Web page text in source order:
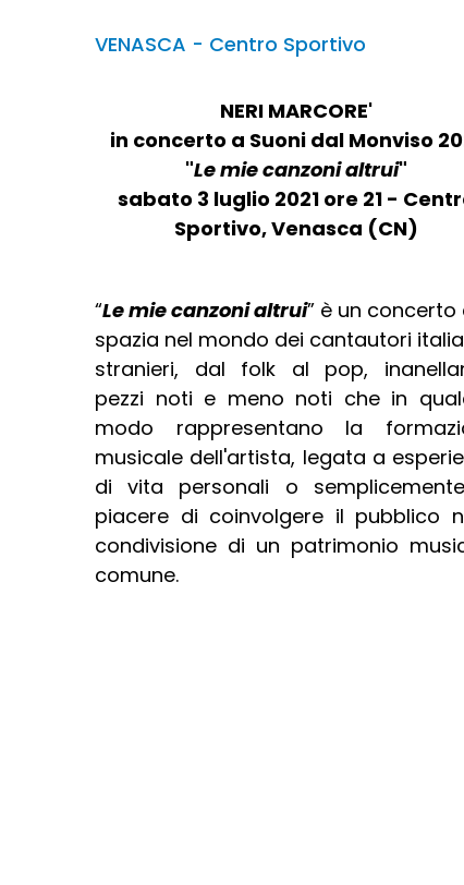
VENASCA - Centro Sportivo
NERI MARCORE'
in concerto a Suoni dal Monviso 2
"
Le mie canzoni altrui
"
sabato 3 luglio 2021 ore 21 -
Sportivo, Venasca (CN)
“Le mie canzoni altrui” è un concerto
spazia nel mondo dei cantautori
stranieri, dal folk al pop,
pezzi noti e meno noti che in
modo rappresentano la
musicale dell'artista, legata a
di vita personali o
piacere di coinvolgere il pubblico
condivisione di un patrimonio
comune.